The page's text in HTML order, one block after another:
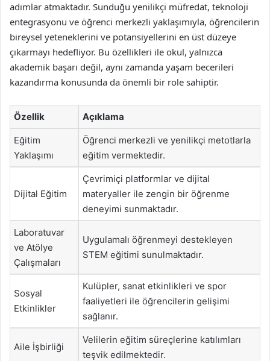
adımlar atmaktadır. Sunduğu yenilikçi müfredat, teknoloji
entegrasyonu ve öğrenci merkezli yaklaşımıyla, öğrencilerin
bireysel yeteneklerini ve potansiyellerini en üst düzeye
çıkarmayı hedefliyor. Bu özellikleri ile okul, yalnızca
akademik başarı değil, aynı zamanda yaşam becerileri
kazandırma konusunda da önemli bir role sahiptir.
Özellik Açıklama
Eğitim
Yaklaşımı
Öğrenci merkezli ve yenilikçi metotlarla
eğitim vermektedir.
Dijital Eğitim
Çevrimiçi platformlar ve dijital
materyaller ile zengin bir öğrenme
deneyimi sunmaktadır.
Laboratuvar
ve Atölye
Çalışmaları
Uygulamalı öğrenmeyi destekleyen
STEM eğitimi sunulmaktadır.
Sosyal
Etkinlikler
Kulüpler, sanat etkinlikleri ve spor
faaliyetleri ile öğrencilerin gelişimi
sağlanır.
Aile İşbirliği
Velilerin eğitim süreçlerine katılımları
teşvik edilmektedir.